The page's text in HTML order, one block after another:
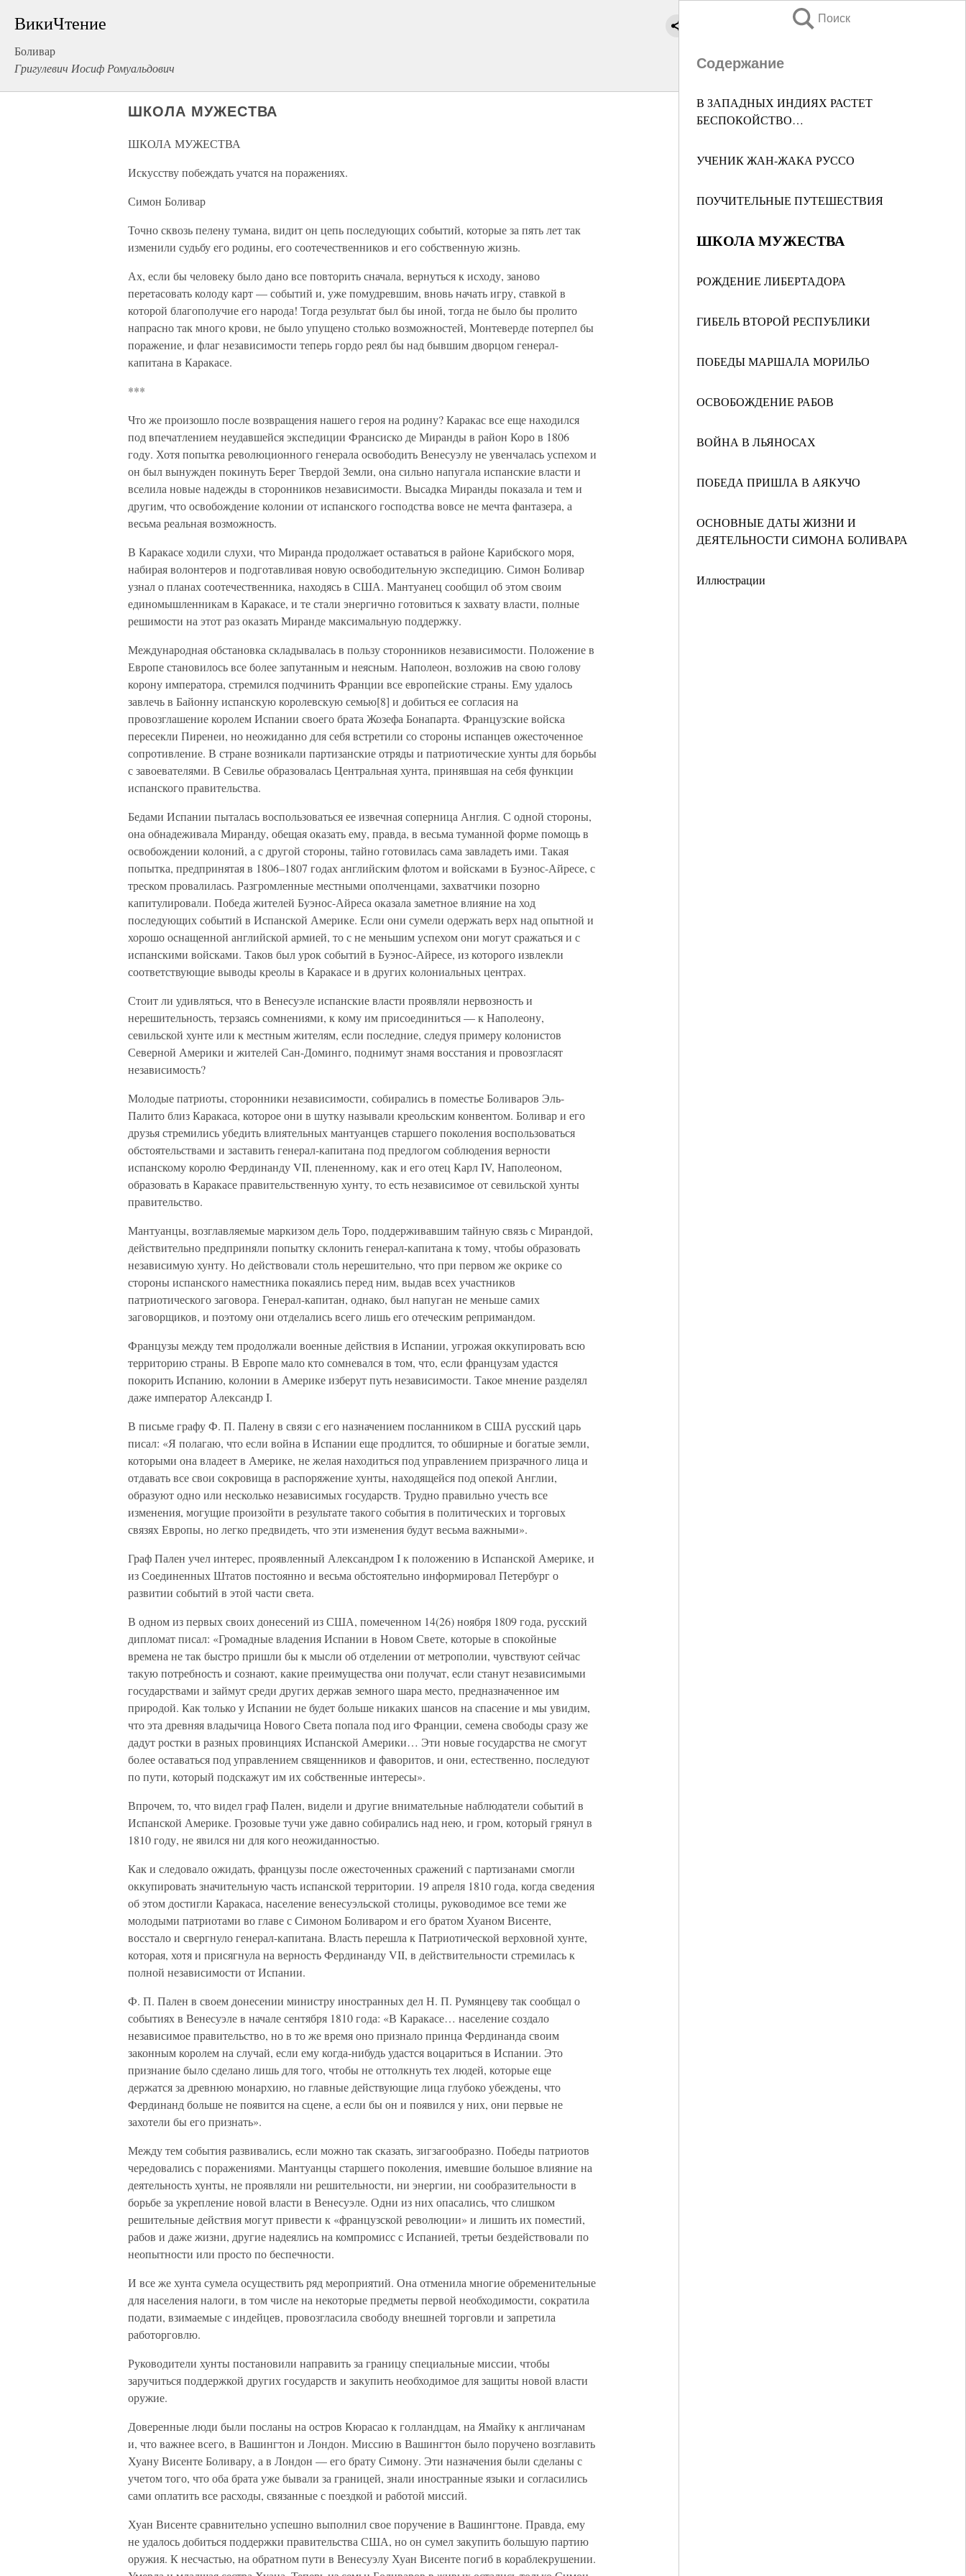
ВикиЧтение
Боливар
Григулевич Иосиф Ромуальдович
Поиск
Содержание
В ЗАПАДНЫХ ИНДИЯХ РАСТЕТ
БЕСПОКОЙСТВО…
УЧЕНИК ЖАН-ЖАКА РУССО
ПОУЧИТЕЛЬНЫЕ ПУТЕШЕСТВИЯ
ШКОЛА МУЖЕСТВА
РОЖДЕНИЕ ЛИБЕРТАДОРА
ГИБЕЛЬ ВТОРОЙ РЕСПУБЛИКИ
ПОБЕДЫ МАРШАЛА МОРИЛЬО
ОСВОБОЖДЕНИЕ РАБОВ
ВОЙНА В ЛЬЯНОСАХ
ПОБЕДА ПРИШЛА В АЯКУЧО
ОСНОВНЫЕ ДАТЫ ЖИЗНИ И
ДЕЯТЕЛЬНОСТИ СИМОНА БОЛИВАРА
Иллюстрации
ШКОЛА МУЖЕСТВА
ШКОЛА МУЖЕСТВА
Искусству побеждать учатся на поражениях.
Симон Боливар
Точно сквозь пелену тумана, видит он цепь последующих событий, которые за пять лет так
изменили судьбу его родины, его соотечественников и его собственную жизнь.
Ах, если бы человеку было дано все повторить сначала, вернуться к исходу, заново
перетасовать колоду карт — событий и, уже помудревшим, вновь начать игру, ставкой в
которой благополучие его народа! Тогда результат был бы иной, тогда не было бы пролито
напрасно так много крови, не было упущено столько возможностей, Монтеверде потерпел бы
поражение, и флаг независимости теперь гордо реял бы над бывшим дворцом генерал-
капитана в Каракасе.
***
Что же произошло после возвращения нашего героя на родину? Каракас все еще находился
под впечатлением неудавшейся экспедиции Франсиско де Миранды в район Коро в 1806
году. Хотя попытка революционного генерала освободить Венесуэлу не увенчалась успехом и
он был вынужден покинуть Берег Твердой Земли, она сильно напугала испанские власти и
вселила новые надежды в сторонников независимости. Высадка Миранды показала и тем и
другим, что освобождение колонии от испанского господства вовсе не мечта фантазера, а
весьма реальная возможность.
В Каракасе ходили слухи, что Миранда продолжает оставаться в районе Карибского моря,
набирая волонтеров и подготавливая новую освободительную экспедицию. Симон Боливар
узнал о планах соотечественника, находясь в США. Мантуанец сообщил об этом своим
единомышленникам в Каракасе, и те стали энергично готовиться к захвату власти, полные
решимости на этот раз оказать Миранде максимальную поддержку.
Международная обстановка складывалась в пользу сторонников независимости. Положение в
Европе становилось все более запутанным и неясным. Наполеон, возложив на свою голову
корону императора, стремился подчинить Франции все европейские страны. Ему удалось
завлечь в Байонну испанскую королевскую семью[8] и добиться ее согласия на
провозглашение королем Испании своего брата Жозефа Бонапарта. Французские войска
пересекли Пиренеи, но неожиданно для себя встретили со стороны испанцев ожесточенное
сопротивление. В стране возникали партизанские отряды и патриотические хунты для борьбы
с завоевателями. В Севилье образовалась Центральная хунта, принявшая на себя функции
испанского правительства.
Бедами Испании пыталась воспользоваться ее извечная соперница Англия. С одной стороны,
она обнадеживала Миранду, обещая оказать ему, правда, в весьма туманной форме помощь в
освобождении колоний, а с другой стороны, тайно готовилась сама завладеть ими. Такая
попытка, предпринятая в 1806–1807 годах английским флотом и войсками в Буэнос-Айресе, с
треском провалилась. Разгромленные местными ополченцами, захватчики позорно
капитулировали. Победа жителей Буэнос-Айреса оказала заметное влияние на ход
последующих событий в Испанской Америке. Если они сумели одержать верх над опытной и
хорошо оснащенной английской армией, то с не меньшим успехом они могут сражаться и с
испанскими войсками. Таков был урок событий в Буэнос-Айресе, из которого извлекли
соответствующие выводы креолы в Каракасе и в других колониальных центрах.
Стоит ли удивляться, что в Венесуэле испанские власти проявляли нервозность и
нерешительность, терзаясь сомнениями, к кому им присоединиться — к Наполеону,
севильской хунте или к местным жителям, если последние, следуя примеру колонистов
Северной Америки и жителей Сан-Доминго, поднимут знамя восстания и провозгласят
независимость?
Молодые патриоты, сторонники независимости, собирались в поместье Боливаров Эль-
Палито близ Каракаса, которое они в шутку называли креольским конвентом. Боливар и его
друзья стремились убедить влиятельных мантуанцев старшего поколения воспользоваться
обстоятельствами и заставить генерал-капитана под предлогом соблюдения верности
испанскому королю Фердинанду VII, плененному, как и его отец Карл IV, Наполеоном,
образовать в Каракасе правительственную хунту, то есть независимое от севильской хунты
правительство.
Мантуанцы, возглавляемые маркизом дель Торо, поддерживавшим тайную связь с Мирандой,
действительно предприняли попытку склонить генерал-капитана к тому, чтобы образовать
независимую хунту. Но действовали столь нерешительно, что при первом же окрике со
стороны испанского наместника покаялись перед ним, выдав всех участников
патриотического заговора. Генерал-капитан, однако, был напуган не меньше самих
заговорщиков, и поэтому они отделались всего лишь его отеческим репримандом.
Французы между тем продолжали военные действия в Испании, угрожая оккупировать всю
территорию страны. В Европе мало кто сомневался в том, что, если французам удастся
покорить Испанию, колонии в Америке изберут путь независимости. Такое мнение разделял
даже император Александр I.
В письме графу Ф. П. Палену в связи с его назначением посланником в США русский царь
писал: «Я полагаю, что если война в Испании еще продлится, то обширные и богатые земли,
которыми она владеет в Америке, не желая находиться под управлением призрачного лица и
отдавать все свои сокровища в распоряжение хунты, находящейся под опекой Англии,
образуют одно или несколько независимых государств. Трудно правильно учесть все
изменения, могущие произойти в результате такого события в политических и торговых
связях Европы, но легко предвидеть, что эти изменения будут весьма важными».
Граф Пален учел интерес, проявленный Александром I к положению в Испанской Америке, и
из Соединенных Штатов постоянно и весьма обстоятельно информировал Петербург о
развитии событий в этой части света.
В одном из первых своих донесений из США, помеченном 14(26) ноября 1809 года, русский
дипломат писал: «Громадные владения Испании в Новом Свете, которые в спокойные
времена не так быстро пришли бы к мысли об отделении от метрополии, чувствуют сейчас
такую потребность и сознают, какие преимущества они получат, если станут независимыми
государствами и займут среди других держав земного шара место, предназначенное им
природой. Как только у Испании не будет больше никаких шансов на спасение и мы увидим,
что эта древняя владычица Нового Света попала под иго Франции, семена свободы сразу же
дадут ростки в разных провинциях Испанской Америки… Эти новые государства не смогут
более оставаться под управлением священников и фаворитов, и они, естественно, последуют
по пути, который подскажут им их собственные интересы».
Впрочем, то, что видел граф Пален, видели и другие внимательные наблюдатели событий в
Испанской Америке. Грозовые тучи уже давно собирались над нею, и гром, который грянул в
1810 году, не явился ни для кого неожиданностью.
Как и следовало ожидать, французы после ожесточенных сражений с партизанами смогли
оккупировать значительную часть испанской территории. 19 апреля 1810 года, когда сведения
об этом достигли Каракаса, население венесуэльской столицы, руководимое все теми же
молодыми патриотами во главе с Симоном Боливаром и его братом Хуаном Висенте,
восстало и свергнуло генерал-капитана. Власть перешла к Патриотической верховной хунте,
которая, хотя и присягнула на верность Фердинанду VII, в действительности стремилась к
полной независимости от Испании.
Ф. П. Пален в своем донесении министру иностранных дел Н. П. Румянцеву так сообщал о
событиях в Венесуэле в начале сентября 1810 года: «В Каракасе… население создало
независимое правительство, но в то же время оно признало принца Фердинанда своим
законным королем на случай, если ему когда-нибудь удастся воцариться в Испании. Это
признание было сделано лишь для того, чтобы не оттолкнуть тех людей, которые еще
держатся за древнюю монархию, но главные действующие лица глубоко убеждены, что
Фердинанд больше не появится на сцене, а если бы он и появился у них, они первые не
захотели бы его признать».
Между тем события развивались, если можно так сказать, зигзагообразно. Победы патриотов
чередовались с поражениями. Мантуанцы старшего поколения, имевшие большое влияние на
деятельность хунты, не проявляли ни решительности, ни энергии, ни сообразительности в
борьбе за укрепление новой власти в Венесуэле. Одни из них опасались, что слишком
решительные действия могут привести к «французской революции» и лишить их поместий,
рабов и даже жизни, другие надеялись на компромисс с Испанией, третьи бездействовали по
неопытности или просто по беспечности.
И все же хунта сумела осуществить ряд мероприятий. Она отменила многие обременительные
для населения налоги, в том числе на некоторые предметы первой необходимости, сократила
подати, взимаемые с индейцев, провозгласила свободу внешней торговли и запретила
работорговлю.
Руководители хунты постановили направить за границу специальные миссии, чтобы
заручиться поддержкой других государств и закупить необходимое для защиты новой власти
оружие.
Доверенные люди были посланы на остров Кюрасао к голландцам, на Ямайку к англичанам
и, что важнее всего, в Вашингтон и Лондон. Миссию в Вашингтон было поручено возглавить
Хуану Висенте Боливару, а в Лондон — его брату Симону. Эти назначения были сделаны с
учетом того, что оба брата уже бывали за границей, знали иностранные языки и согласились
сами оплатить все расходы, связанные с поездкой и работой миссий.
Хуан Висенте сравнительно успешно выполнил свое поручение в Вашингтоне. Правда, ему
не удалось добиться поддержки правительства США, но он сумел закупить большую партию
оружия. К несчастью, на обратном пути в Венесуэлу Хуан Висенте погиб в кораблекрушении.